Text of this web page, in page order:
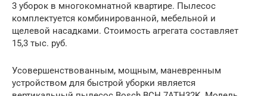
3 уборок в многокомнатной квартире. Пылесос
комплектуется комбинированной, мебельной и
щелевой насадками. Стоимость агрегата составляет
15,3 тыс. руб.
Усовершенствованным, мощным, маневренным
устройством для быстрой уборки является